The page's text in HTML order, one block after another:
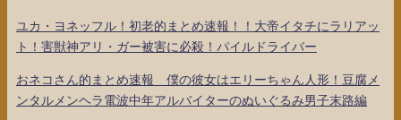
ユカ・ヨネッフル！初老的まとめ速報！！大帝イタチにラリアッ
ト！害獣神アリ・ガー被害に必殺！パイルドライバー
おネコさん的まとめ速報 僕の彼女はエリーちゃん人形！豆腐メ
ンタルメンヘラ電波中年アルバイターのぬいぐるみ男子末路編